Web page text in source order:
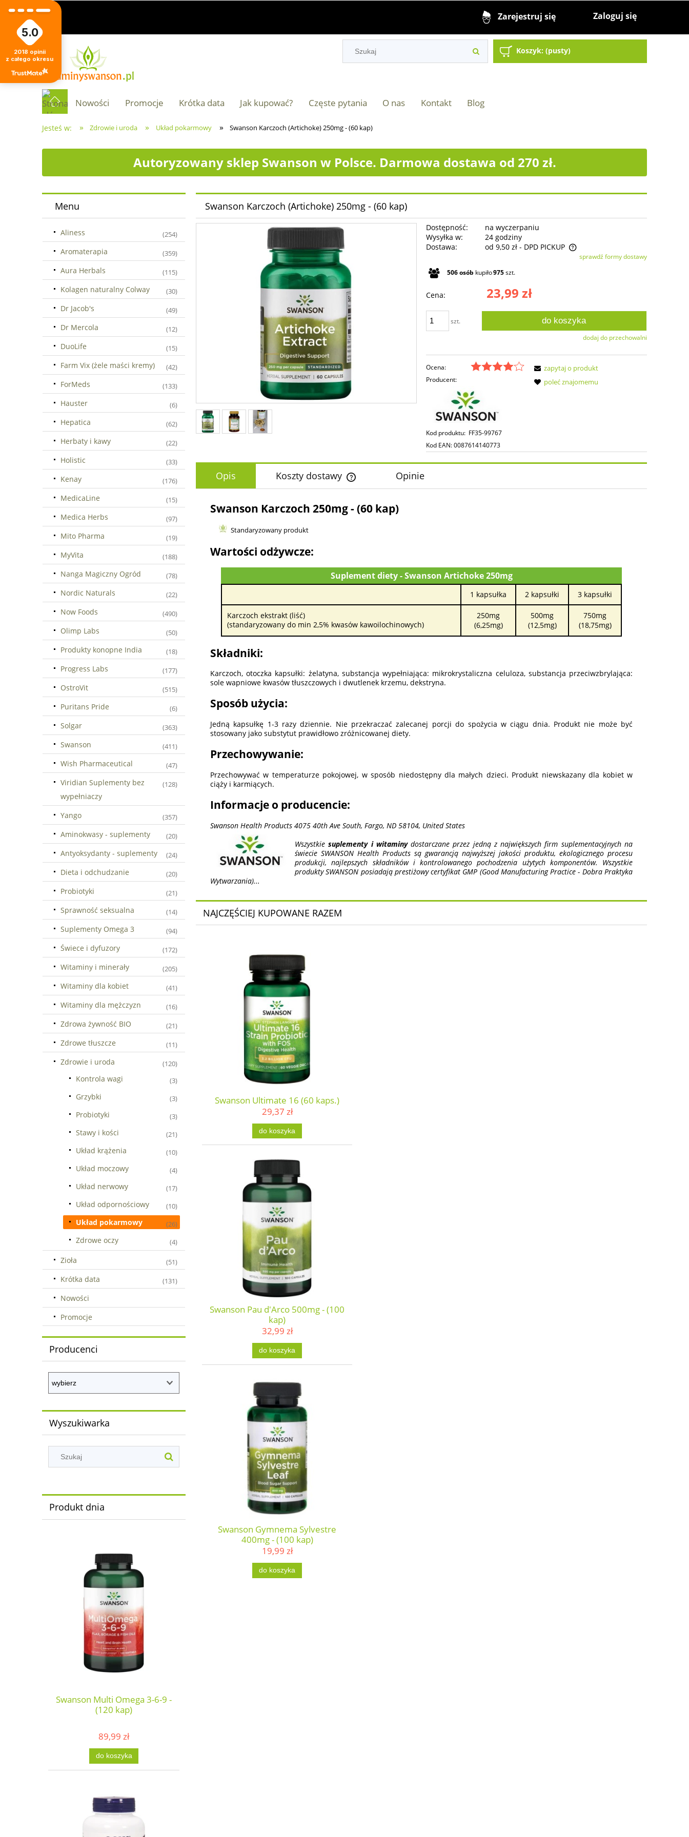
Zarejestruj się Zaloguj się
Koszyk: (pusty)
Nowości Promocje Krótka data Jak kupować? Częste pytania O nas Kontakt Blog
Jesteś w: » Zdrowie i uroda » Układ pokarmowy » Swanson Karczoch (Artichoke) 250mg - (60 kap)
Autoryzowany sklep Swanson w Polsce. Darmowa dostawa od 270 zł.
Menu
Aliness (254)
Aromaterapia (359)
Aura Herbals (115)
Kolagen naturalny Colway (30)
Dr Jacob's (49)
Dr Mercola (12)
DuoLife (15)
Farm Vix (żele maści kremy) (42)
ForMeds (133)
Hauster (6)
Hepatica (62)
Herbaty i kawy (22)
Holistic (33)
Kenay (176)
MedicaLine (15)
Medica Herbs (97)
Mito Pharma (19)
MyVita (188)
Nanga Magiczny Ogród (78)
Nordic Naturals (22)
Now Foods (490)
Olimp Labs (50)
Produkty konopne India (18)
Progress Labs (177)
OstroVit (515)
Puritans Pride (6)
Solgar (363)
Swanson (411)
Wish Pharmaceutical (47)
Viridian Suplementy bez
wypełniaczy
(128)
Yango (357)
Aminokwasy - suplementy (20)
Antyoksydanty - suplementy (24)
Dieta i odchudzanie (20)
Probiotyki (21)
Sprawność seksualna (14)
Suplementy Omega 3 (94)
Świece i dyfuzory (172)
Witaminy i minerały (205)
Witaminy dla kobiet (41)
Witaminy dla mężczyzn (16)
Zdrowa żywność BIO (21)
Zdrowe tłuszcze (11)
Zdrowie i uroda (120)
Kontrola wagi (3)
Grzybki (3)
Probiotyki (3)
Stawy i kości (21)
Układ krążenia (10)
Układ moczowy (4)
Układ nerwowy (17)
Układ odpornościowy (10)
Układ pokarmowy (26)
Zdrowe oczy (4)
Zioła (51)
Krótka data (131)
Nowości
Promocje
Producenci
Wyszukiwarka
Produkt dnia
Swanson Multi Omega 3-6-9 -
(120 kap)
89,99 zł
do koszyka
Swanson Karczoch (Artichoke) 250mg - (60 kap)
Dostępność:
na wyczerpaniu
Wysyłka w:
24 godziny
Dostawa:
od 9,50 zł - DPD PICKUP
Cena nie zawiera ewentualnych kosztów
płatności
sprawdź formy dostawy
506osób kupiło975szt.
Cena: 23,99 zł
szt. do koszyka
dodaj do przechowalni
Ocena:
Producent:
Kod produktu: FF35-99767
Kod EAN:0087614140773
zapytaj o produkt
poleć znajomemu
Opis Koszty dostawy
Cena nie zawiera ewentualnych kosztów
płatności
Opinie
Swanson Karczoch 250mg - (60 kap)
Standaryzowany produkt
Wartości odżywcze:
Suplement diety - Swanson Artichoke 250mg
1 kapsułka 2 kapsułki 3 kapsułki
Karczoch ekstrakt (liść)
(standaryzowany do min 2,5% kwasów kawoilochinowych)
250mg
(6,25mg)
500mg
(12,5mg)
750mg
(18,75mg)
Składniki:
Karczoch, otoczka kapsułki: żelatyna, substancja wypełniająca: mikrokrystaliczna celuloza, substancja przeciwzbrylająca:
sole wapniowe kwasów tłuszczowych i dwutlenek krzemu, dekstryna.
Sposób użycia:
Jedną kapsułkę 1-3 razy dziennie. Nie przekraczać zalecanej porcji do spożycia w ciągu dnia. Produkt nie może być
stosowany jako substytut prawidłowo zróżnicowanej diety.
Przechowywanie:
Przechowywać w temperaturze pokojowej, w sposób niedostępny dla małych dzieci. Produkt niewskazany dla kobiet w
ciąży i karmiących.
Informacje o producencie:
Swanson Health Products 4075 40th Ave South, Fargo, ND 58104, United States
Wszystkiesuplementy i witaminydostarczane przez jedną z największych firm suplementacyjnych na
świecie SWANSON Health Products są gwarancją najwyższej jakości produktu, ekologicznego procesu
produkcji, najlepszych składników i kontrolowanego pochodzenia użytych komponentów. Wszystkie
produkty SWANSON posiadają prestiżowy certyfikat GMP (Good Manufacturing Practice - Dobra Praktyka
Wytwarzania)...
NAJCZĘŚCIEJ KUPOWANE RAZEM
Swanson Ultimate 16 (60 kaps.)
29,37 zł
do koszyka
Swanson Pau d'Arco 500mg - (100
kap)
32,99 zł
do koszyka
Swanson Gymnema Sylvestre
400mg - (100 kap)
19,99 zł
do koszyka
5.0
2018 opinii
z całego okresu